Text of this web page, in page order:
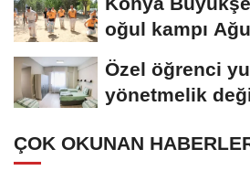
oğul kampı
sürecek
Özel öğrenci
yönetmelik
ÇOK OKUNAN